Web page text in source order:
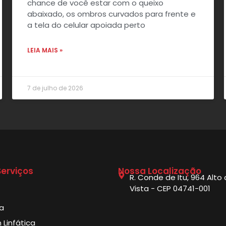
chance de você estar com o queixo
abaixado, os ombros curvados para frente e
a tela do celular apoiada perto
LEIA MAIS »
7 de julho de 2026
Linfática
Nossa Localização
R. Conde de Itu, 964 Alto
Vista - CEP 04741-001